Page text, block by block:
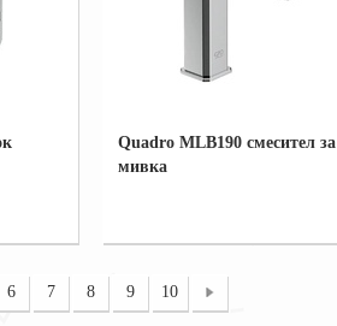
Quadro MLB190 смесител за
мивка
6 7 8 9 10